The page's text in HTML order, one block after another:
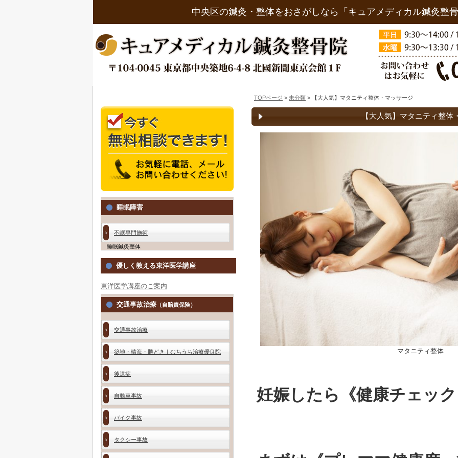
中央区の鍼灸・整体をおさがしなら「キュアメディカル鍼灸整
TOPページ > 未分類 > 【大人気】マタニティ整体・マッサージ
【大人気】マタニティ整体
マタニティ整体
妊娠したら《健康チェッ
睡眠障害
不眠専門施術
睡眠鍼灸整体
優しく教える東洋医学講座
東洋医学講座のご案内
交通事故治療 （自賠責保険）
交通事故治療
築地・晴海・勝どき｜むちうち治療優良院
後遺症
自動車事故
バイク事故
タクシー事故